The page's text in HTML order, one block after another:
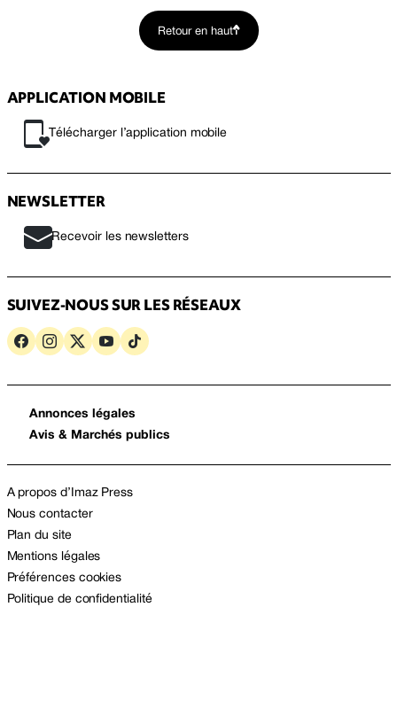
Retour en haut
APPLICATION MOBILE
Télécharger l’application mobile
NEWSLETTER
Recevoir les newsletters
SUIVEZ-NOUS SUR LES RÉSEAUX
Annonces légales
Avis & Marchés publics
A propos d’Imaz Press
Nous contacter
Plan du site
Mentions légales
Préférences cookies
Politique de confidentialité